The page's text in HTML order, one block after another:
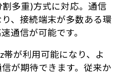
多重)方式に対応。通信
、接続端末が多数ある環
通信が可能です。
が利用可能になり、よ
が期待できます。従来か